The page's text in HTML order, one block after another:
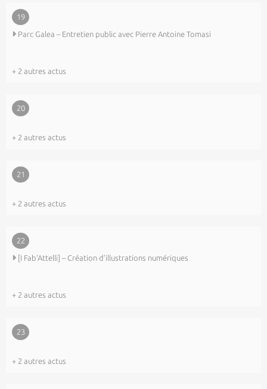
19
Parc Galea – Entretien public avec Pierre Antoine Tomasi
+ 2 autres actus
20
+ 2 autres actus
21
+ 2 autres actus
22
[I Fab’Attelli] – Création d’illustrations numériques
+ 2 autres actus
23
+ 2 autres actus